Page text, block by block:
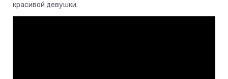
красивой девушки.